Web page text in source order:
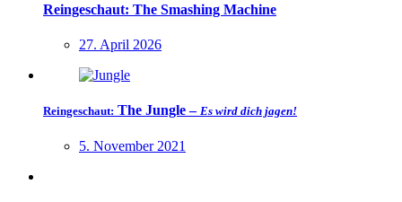
Reingeschaut: The Smashing Machine
27. April 2026
Reingeschaut: The Jungle – Es wird dich jagen!
5. November 2021